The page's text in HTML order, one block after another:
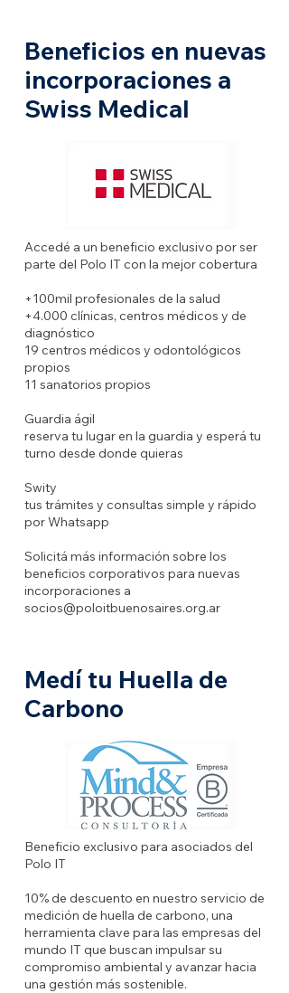
Beneficios en nuevas
incorporaciones a
Swiss Medical
Accedé a un beneficio exclusivo por ser
parte del Polo IT con la mejor cobertura
+100mil profesionales de la salud
+4.000 clínicas, centros médicos y de
diagnóstico
19 centros médicos y odontológicos
propios
11 sanatorios propios
Guardia ágil
reserva tu lugar en la guardia y esperá tu
turno desde donde quieras
Swity
tus trámites y consultas simple y rápido
por Whatsapp
Solicitá más información sobre los
beneficios corporativos para nuevas
incorporaciones a
socios@poloitbuenosaires.org.ar
Medí tu Huella de
Carbono
Beneficio exclusivo para asociados del
Polo IT
10% de descuento en nuestro servicio de
medición de huella de carbono, una
herramienta clave para las empresas del
mundo IT que buscan impulsar su
compromiso ambiental y avanzar hacia
una gestión más sostenible.